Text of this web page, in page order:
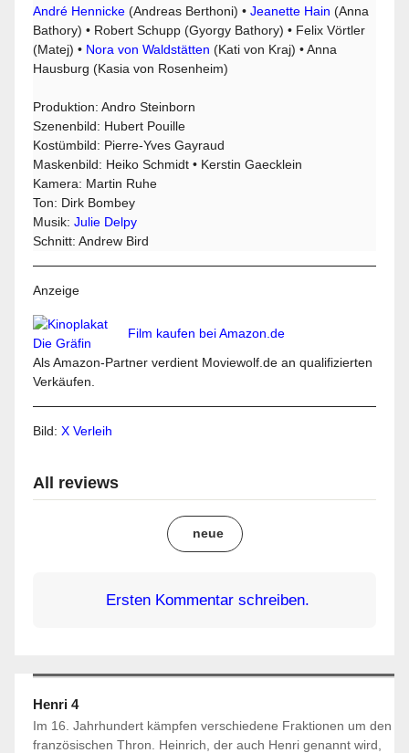
André Hennicke (Andreas Berthoni) •Jeanette Hain (Anna
Bathory) • Robert Schupp (Gyorgy Bathory) • Felix Vörtler
(Matej) • Nora von Waldstätten (Kati von Kraj) • Anna
Hausburg (Kasia von Rosenheim)
Produktion: Andro Steinborn
Szenenbild: Hubert Pouille
Kostümbild: Pierre-Yves Gayraud
Maskenbild: Heiko Schmidt • Kerstin Gaecklein
Kamera: Martin Ruhe
Ton: Dirk Bombey
Musik:Julie Delpy
Schnitt: Andrew Bird
Anzeige
Film kaufen bei Amazon.de
Als Amazon-Partner verdient Moviewolf.de an qualifizierten
Verkäufen.
Bild:X Verleih
All reviews
neue
Ersten Kommentar schreiben.
Henri 4
Im 16. Jahrhundert kämpfen verschiedene Fraktionen um den
französischen Thron. Heinrich, der auch Henri genannt wird,